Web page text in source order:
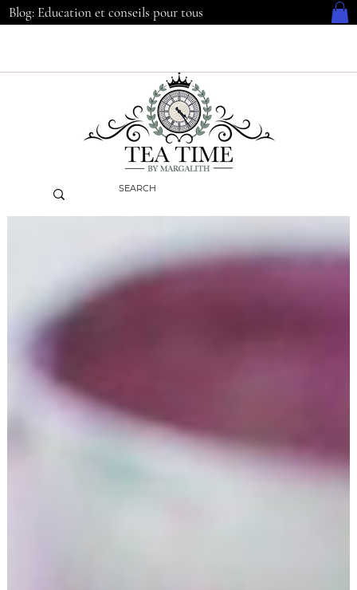
Blog: Education et conseils pour tous